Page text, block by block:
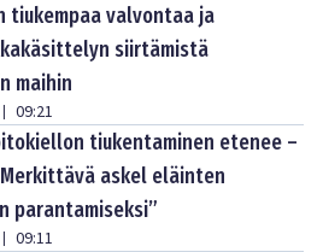
tiukempaa valvontaa ja
siirtämistä
maihin
| 09:21
tiukentaminen etenee –
askel eläinten
parantamiseksi”
| 09:11